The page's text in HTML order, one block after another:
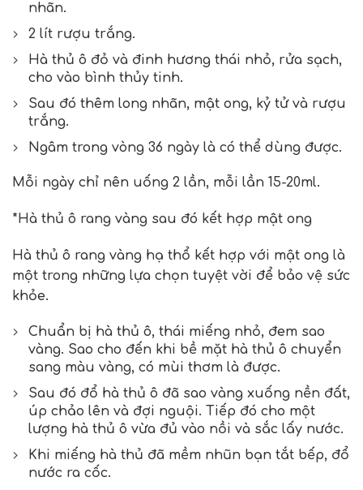
nhãn.
2 lít rượu trắng.
Hà thủ ô đỏ và đinh hương thái nhỏ, rửa sạch,
cho vào bình thủy tinh.
Sau đó thêm long nhãn, mật ong, kỷ tử và rượu
trắng.
Ngâm trong vòng 36 ngày là có thể dùng được.
Mỗi ngày chỉ nên uống 2 lần, mỗi lần 15-20ml.
*Hà thủ ô rang vàng sau đó kết hợp mật ong
Hà thủ ô rang vàng hạ thổ kết hợp với mật ong là
một trong những lựa chọn tuyệt vời để bảo vệ sức
khỏe.
Chuẩn bị hà thủ ô, thái miếng nhỏ, đem sao
vàng. Sao cho đến khi bề mặt hà thủ ô chuyển
sang màu vàng, có mùi thơm là được.
Sau đó đổ hà thủ ô đã sao vàng xuống nền đất,
úp chảo lên và đợi nguội. Tiếp đó cho một
lượng hà thủ ô vừa đủ vào nồi và sắc lấy nước.
Khi miếng hà thủ đã mềm nhũn bạn tắt bếp, đổ
nước ra cốc.